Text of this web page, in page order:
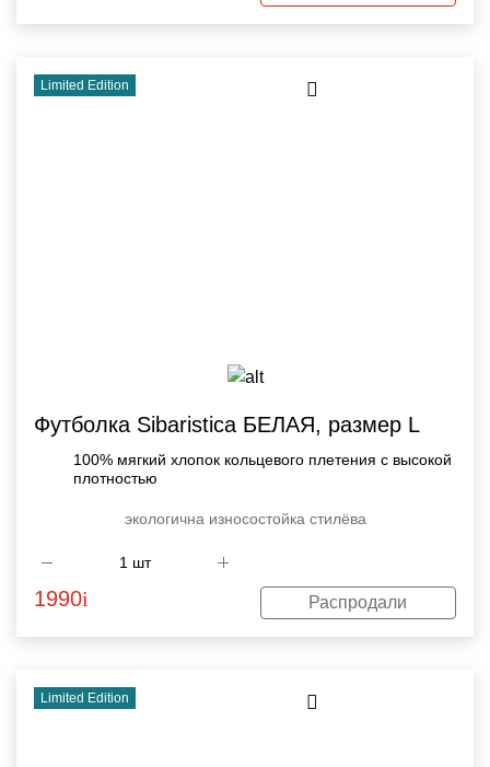
Limited Edition
Футболка Sibaristica БЕЛАЯ, размер L
100% мягкий хлопок кольцевого плетения с высокой
плотностью
экологична износостойка стилёва
1990i Распродали
Limited Edition